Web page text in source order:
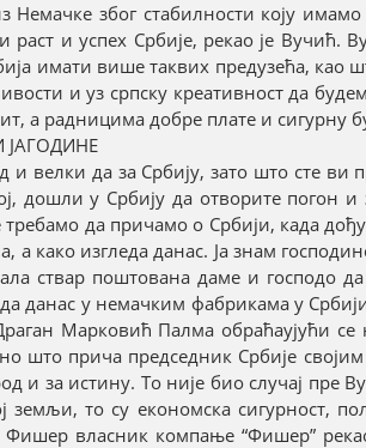
због стабилности коју
и успех Србије, рекао је Вучић.
имати више таквих предузећа, као
и уз српску креативност да
а радницима добре плате и сигурну
и велки да за Србију, зато што сте
дошли у Србију да отворите погон
да причамо о Србији, када
а како изгледа данас. Ја знам
ствар поштована даме и господо
данас у немачким фабрикама у
Марковић Палма обраћаујући
што прича председник Србије
и за истину. То није био случај пре
то су економска сигурност,
Фишер власник компање “Фишер”